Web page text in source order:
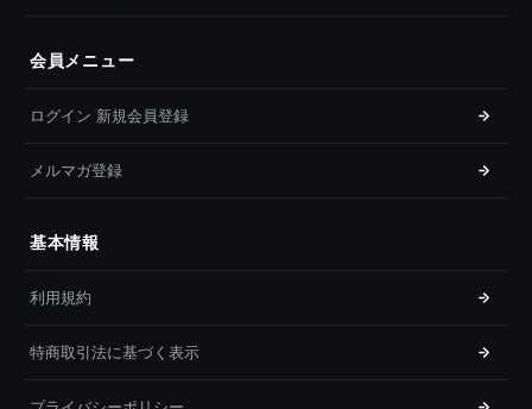
会員メニュー
ログイン 新規会員登録
メルマガ登録
基本情報
利用規約
特商取引法に基づく表示